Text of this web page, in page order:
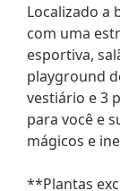
Localizado a
com uma
esportiva,
playground
vestiário e 3
para você e
mágicos e
**Plantas